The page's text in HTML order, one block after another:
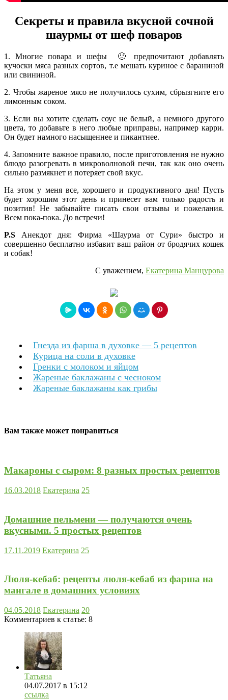
Секреты и правила вкусной сочной
шаурмы от шеф поваров
1. Многие повара и шефы 🙂 предпочитают добавлять
кучоски мяса разных сортов, т.е мешать куриное с бараниной
или свининой.
2. Чтобы жареное мясо не получилось сухим, сбрызгните его
лимонным соком.
3. Если вы хотите сделать соус не белый, а немного другого
цвета, то добавьте в него любые приправы, например карри.
Он будет намного насыщеннее и пикантнее.
4. Запомните важное правило, после приготовления не нужно
блюдо разогревать в микроволновой печи, так как оно очень
сильно размякнет и потеряет свой вкус.
На этом у меня все, хорошего и продуктивного дня! Пусть
будет хорошим этот день и принесет вам только радость и
позитив! Не забывайте писать свои отзывы и пожелания.
Всем пока-пока. До встречи!
P.S Анекдот дня: Фирма «Шаурма от Сури» быстро и
совершенно бесплатно избавит ваш район от бродячих кошек
и собак!
С уважением, Екатерина Манцурова
Гнезда из фарша в духовке — 5 рецептов
Курица на соли в духовке
Гренки с молоком и яйцом
Жареные баклажаны с чесноком
Жареные баклажаны как грибы
Вам также может понравиться
Макароны с сыром: 8 разных простых рецептов
16.03.2018 Екатерина 25
Домашние пельмени — получаются очень
вкусными. 5 простых рецептов
17.11.2019 Екатерина 25
Люля-кебаб: рецепты люля-кебаб из фарша на
мангале в домашних условиях
04.05.2018 Екатерина 20
Комментариев к статье: 8
Татьяна
04.07.2017 в 15:12
ссылка